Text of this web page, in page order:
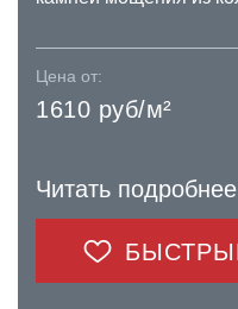
Цена от:
1610 руб/м²
Читать подробнее